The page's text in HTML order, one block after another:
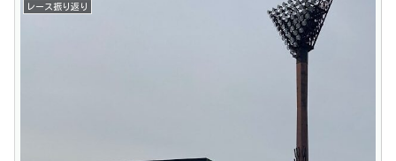
レース振り返り